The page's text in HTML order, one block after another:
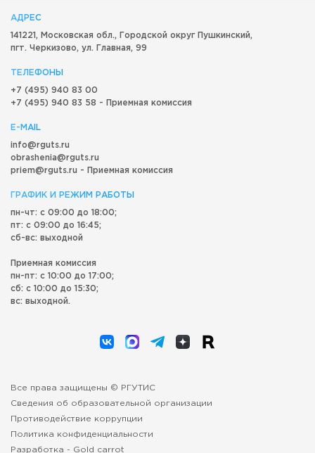
АДРЕС
141221, Московская обл., Городской округ Пушкинский,
пгт. Черкизово, ул. Главная, 99
ТЕЛЕФОНЫ
+7 (495) 940 83 00
+7 (495) 940 83 58 - Приемная комиссия
E-MAIL
info@rguts.ru
obrashenia@rguts.ru
priem@rguts.ru - Приемная комиссия
ГРАФИК И РЕЖИМ РАБОТЫ
пн-чт: с 09:00 до 18:00;
пт: с 09:00 до 16:45;
сб-вс: выходной
Приемная комиссия
пн-пт: с 10:00 до 17:00;
сб: с 10:00 до 15:30;
вс: выходной.
Все права защищены © РГУТИС
Сведения об образовательной организации
Противодействие коррупции
Политика конфиденциальности
Разработка - Gold carrot